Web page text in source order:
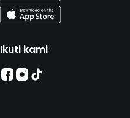
Ikuti kami